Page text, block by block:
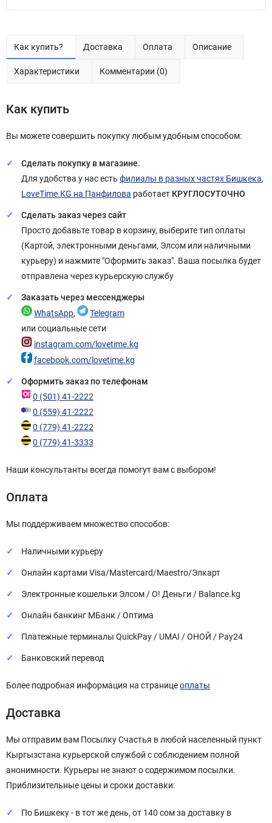
Как купить? Доставка Оплата Описание
Характеристики Комментарии (0)
Как купить
Вы можете совершить покупку любым удобным способом:
Сделать покупку в магазине.
Для удобства у нас есть филиалы в разных частях Бишкека,
LoveTime.KG на Панфилова работает КРУГЛОСУТОЧНО
Сделать заказ через сайт
Просто добавьте товар в корзину, выберите тип оплаты
(Картой, электронными деньгами, Элсом или наличными
курьеру) и нажмите "Оформить заказ". Ваша посылка будет
отправлена через курьерскую службу
Заказать через мессенджеры
WhatsApp,
Telegram
или социальные сети
instagram.com/lovetime.kg
facebook.com/lovetime.kg
Оформить заказ по телефонам
0 (501) 41-2222
0 (559) 41-2222
0 (779) 41-2222
0 (779) 41-3333
Наши консультанты всегда помогут вам с выбором!
Оплата
Мы поддерживаем множество способов:
Наличными курьеру
Онлайн картами Visa/Mastercard/Maestro/Элкарт
Электронные кошельки Элсом / О! Деньги / Balance.kg
Онлайн банкинг МБанк / Оптима
Платежные терминалы QuickPay / UMAI / ОНОЙ / Pay24
Банковский перевод
Более подробная информация на страницеоплаты
Доставка
Мы отправим вам Посылку Счастья в любой населенный пункт
Кыргызстана курьерской службой с соблюдением полной
анонимности. Курьеры не знают о содержимом посылки.
Приблизительные цены и сроки доставки:
По Бишкеку - в тот же день, от 140 сом за доставку в